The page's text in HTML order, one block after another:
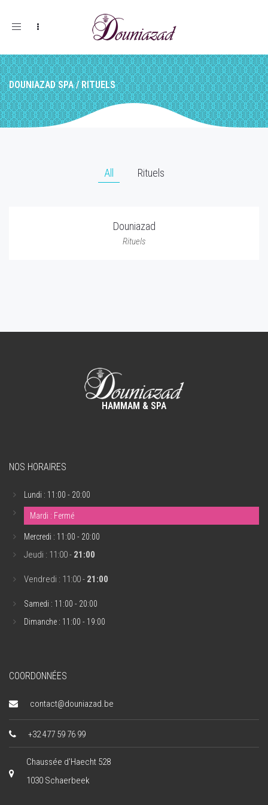
Toggle
DOUNIAZAD SPA/RITUELS
All Rituels
Douniazad
Rituels
HAMMAM & SPA
NOS HORAIRES
Lundi : 11:00 - 20:00
Mardi : Fermé
Mercredi : 11:00 - 20:00
Jeudi : 11:00 - 21:00
Vendredi : 11:00 - 21:00
Samedi : 11:00 - 20:00
Dimanche : 11:00 - 19:00
COORDONNÉES
contact@douniazad.be
+32 477 59 76 99
Chaussée d'Haecht 528
1030 Schaerbeek